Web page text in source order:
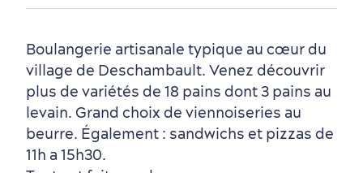
Boulangerie artisanale typique au cœur du
village de Deschambault. Venez découvrir
plus de variétés de 18 pains dont 3 pains au
levain. Grand choix de viennoiseries au
beurre. Également : sandwichs et pizzas de
11h a 15h30.